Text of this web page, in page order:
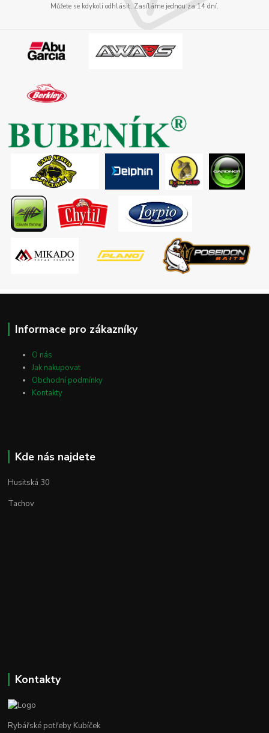
Můžete se kdykoli odhlásit. Zasíláme jednou za 14 dní.
Informace pro zákazníky
O nás
Jak nakupovat
Obchodní podmínky
Kontakty
Kde nás najdete
Husitská 30
Tachov
Kontakty
Rybářské potřeby Kubíček